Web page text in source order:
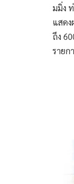
มมิ่ง
แสดง
ถึง
รายก